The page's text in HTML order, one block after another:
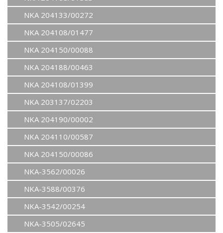
NKA 204133/00272
NKA 204108/01477
NKA 204150/00088
NKA 204188/00463
NKA 204108/01399
NKA 203137/02203
NKA 204190/00002
NKA 204110/00587
NKA 204150/00086
NKA-3562/00026
NKA-3588/00376
NKA-3542/00254
NKA-3505/02645